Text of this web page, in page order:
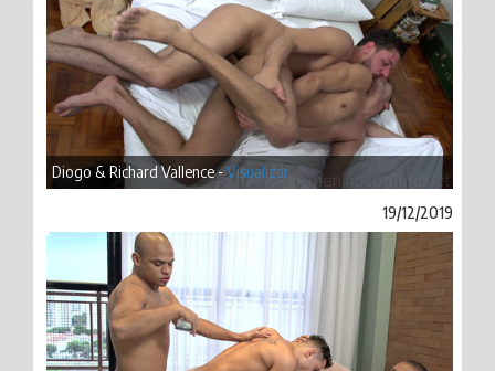
Diogo & Richard Vallence -Visualizar
19/12/2019